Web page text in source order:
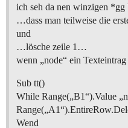
ich seh da nen winzigen *gg
…dass man teilweise die
und
…lösche zeile 1…
wenn „node“ ein
Sub tt()
While Range(„B1“).Value
Wend